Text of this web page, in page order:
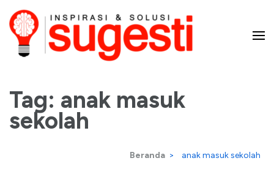
Lompat
ke
konten
Enter)
dan Solusi
Tag: anak masuk
sekolah
Beranda > anak masuk sekolah